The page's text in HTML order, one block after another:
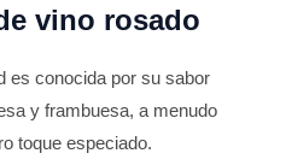
vino rosado
es conocida por su sabor
y frambuesa, a menudo
toque especiado.